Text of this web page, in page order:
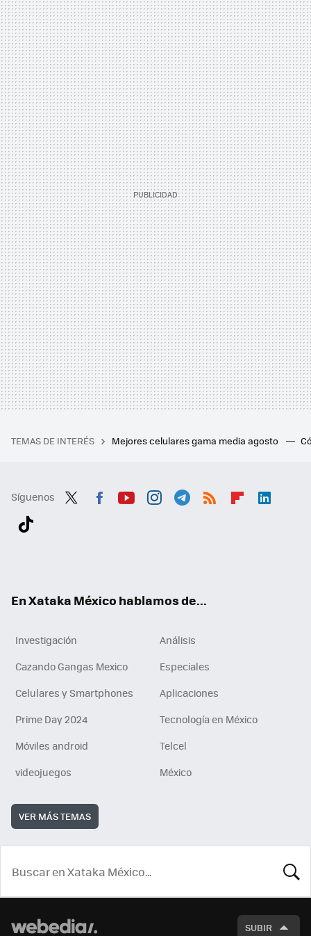
TEMAS DE INTERÉS Mejores celulares gama media agosto
Síguenos
En Xataka México hablamos de...
Investigación
Análisis
Cazando Gangas Mexico
Especiales
Celulares y Smartphones
Aplicaciones
Prime Day 2024
Tecnología en México
Móviles android
Telcel
videojuegos
México
VER MÁS TEMAS
SUBIR